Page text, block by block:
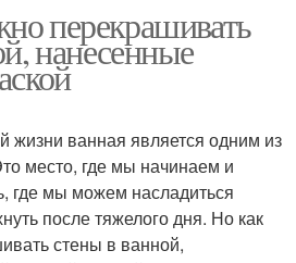
перекрашивать
нанесенные
жизни ванная является одним из
место, где мы начинаем и
где мы можем насладиться
после тяжелого дня. Но как
стены в ванной,